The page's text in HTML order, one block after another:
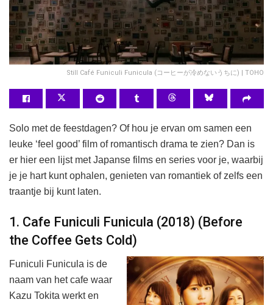
Still Café Funiculi Funicula (コーヒーが冷めないうちに) | TOHO
Solo met de feestdagen? Of hou je ervan om samen een
leuke ‘feel good’ film of romantisch drama te zien? Dan is
er hier een lijst met Japanse films en series voor je, waarbij
je je hart kunt ophalen, genieten van romantiek of zelfs een
traantje bij kunt laten.
1. Cafe Funiculi Funicula (2018) (Before
the Coffee Gets Cold)
Funiculi Funicula is de
naam van het cafe waar
Kazu Tokita werkt en